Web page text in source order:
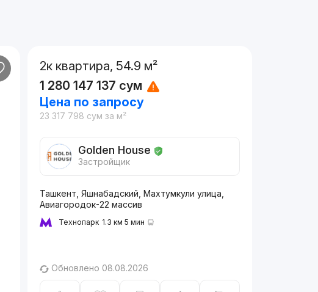
2к квартира, 54.9 м²
1 280 147 137 сум
Цена по запросу
23 317 798 сум за м²
Golden House
Застройщик
Ташкент, Яшнабадский, Махтумкули улица,
Авиагородок-22 массив
Технопарк 1.3 км 5 мин
Обновлено 08.08.2026